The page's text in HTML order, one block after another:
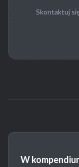
Skontaktuj
W